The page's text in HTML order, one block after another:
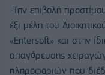
-Την επιβολή
έξι μέλη του
«Entersoft» και στην
απαγόρευσης
πληροφοριών που